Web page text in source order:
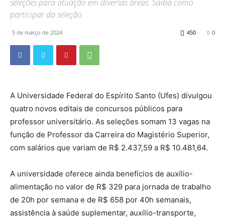
seleções para atuação em diversas áreas. Saiba como
participar da seleção
5 de março de 2024 0
450
A Universidade Federal do Espírito Santo (Ufes) divulgou
quatro novos editais de concursos públicos para
professor universitário. As seleções somam 13 vagas na
função de Professor da Carreira do Magistério Superior,
com salários que variam de R$ 2.437,59 a R$ 10.481,64.
A universidade oferece ainda benefícios de auxílio-
alimentação no valor de R$ 329 para jornada de trabalho
de 20h por semana e de R$ 658 por 40h semanais,
assistência à saúde suplementar, auxílio-transporte,